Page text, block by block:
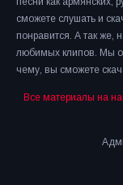
сможете слушать и
понравится. А так же,
любимых клипов. Мы
чему, вы сможете
Все материалы на